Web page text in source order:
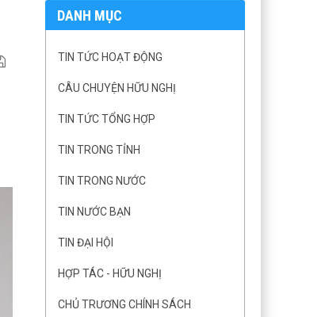
DANH MỤC
TIN TỨC HOẠT ĐỘNG
CÂU CHUYỆN HỮU NGHỊ
TIN TỨC TỔNG HỢP
TIN TRONG TỈNH
TIN TRONG NƯỚC
TIN NƯỚC BẠN
TIN ĐẠI HỘI
HỢP TÁC - HỮU NGHỊ
CHỦ TRƯƠNG CHÍNH SÁCH